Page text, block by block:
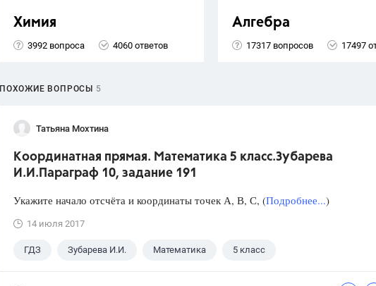
Химия
3992 вопроса 4060 ответов
Алгебра
17317 вопросов 17497
ПОХОЖИЕ ВОПРОСЫ 5
Татьяна Мохтина
Координатная прямая. Математика 5 класс.Зубарева
И.И.Параграф 10, задание 191
Укажите начало отсчёта и координаты точек А, В, С, (Подробнее...)
14 июля 2017
ГДЗ Зубарева И.И. Математика 5 класс